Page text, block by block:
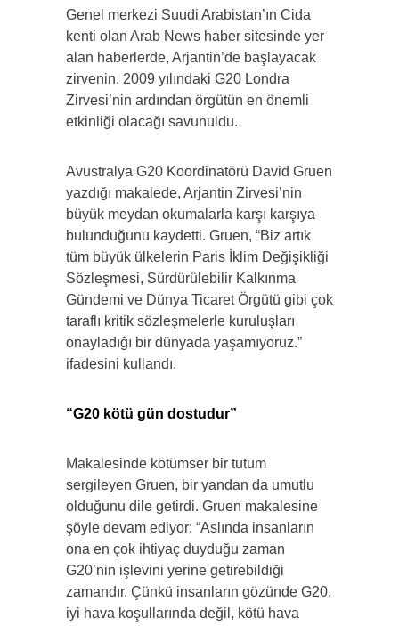
Genel merkezi Suudi Arabistan’ın Cida
kenti olan Arab News haber sitesinde yer
alan haberlerde, Arjantin’de başlayacak
zirvenin, 2009 yılındaki G20 Londra
Zirvesi’nin ardından örgütün en önemli
etkinliği olacağı savunuldu.
Avustralya G20 Koordinatörü David Gruen
yazdığı makalede, Arjantin Zirvesi’nin
büyük meydan okumalarla karşı karşıya
bulunduğunu kaydetti. Gruen, “Biz artık
tüm büyük ülkelerin Paris İklim Değişikliği
Sözleşmesi, Sürdürülebilir Kalkınma
Gündemi ve Dünya Ticaret Örgütü gibi çok
taraflı kritik sözleşmelerle kuruluşları
onayladığı bir dünyada yaşamıyoruz.”
ifadesini kullandı.
“G20 kötü gün dostudur”
Makalesinde kötümser bir tutum
sergileyen Gruen, bir yandan da umutlu
olduğunu dile getirdi. Gruen makalesine
şöyle devam ediyor: “Aslında insanların
ona en çok ihtiyaç duyduğu zaman
G20’nin işlevini yerine getirebildiği
zamandır. Çünkü insanların gözünde G20,
iyi hava koşullarında değil, kötü hava